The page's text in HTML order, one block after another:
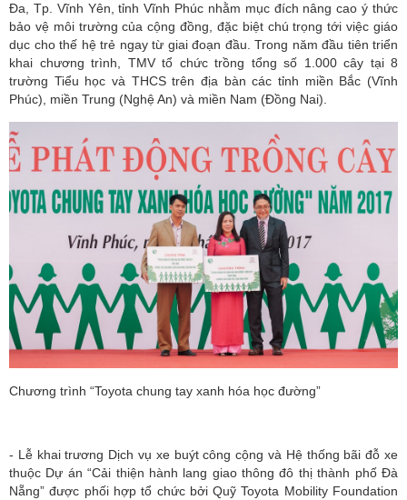
Đa, Tp. Vĩnh Yên, tỉnh Vĩnh Phúc nhằm mục đích nâng cao ý thức
bảo vệ môi trường của cộng đồng, đặc biệt chú trọng tới việc giáo
dục cho thế hệ trẻ ngay từ giai đoạn đầu. Trong năm đầu tiên triển
khai chương trình, TMV tổ chức trồng tổng số 1.000 cây tại 8
trường Tiểu học và THCS trên địa bàn các tỉnh miền Bắc (Vĩnh
Phúc), miền Trung (Nghệ An) và miền Nam (Đồng Nai).
Chương trình “Toyota chung tay xanh hóa học đường”
- Lễ khai trương Dịch vụ xe buýt công cộng và Hệ thống bãi đỗ xe
thuộc Dự án “Cải thiện hành lang giao thông đô thị thành phố Đà
Nẵng” được phối hợp tổ chức bởi Quỹ Toyota Mobility Foundation